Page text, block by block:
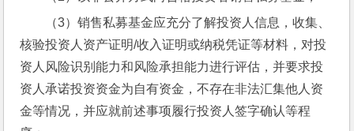
（3）销售私募基金应充分了解投资人信息，收集、
核验投资人资产证明/收入证明或纳税凭证等材料，对投
资人风险识别能力和风险承担能力进行评估，并要求投
资人承诺投资资金为自有资金，不存在非法汇集他人资
金等情况，并应就前述事项履行投资人签字确认等程